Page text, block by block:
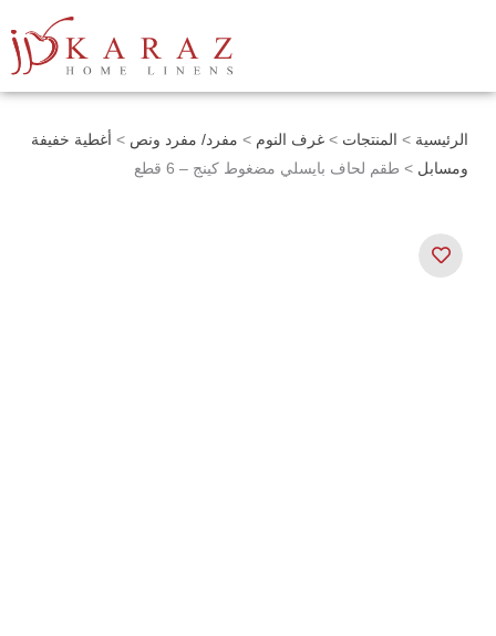
الرئيسية > المنتجات > غرف النوم > مفرد/ مفرد ونص > أغطية خفيفة
ومسابل > طقم لحاف بايسلي مضغوط كينج – 6 قطع